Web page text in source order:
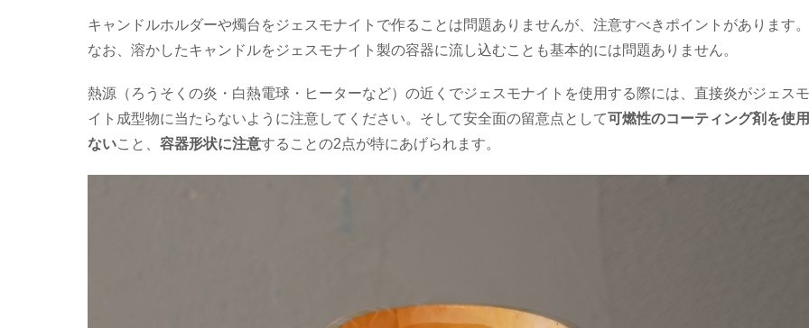
キャンドルホルダーや燭台をジェスモナイトで作ることは問題ありませんが、注意すべきポイントがあります。
なお、溶かしたキャンドルをジェスモナイト製の容器に流し込むことも基本的には問題ありません。
熱源（ろうそくの炎・白熱電球・ヒーターなど）の近くでジェスモナイトを使用する際には、直接炎がジェス
イト成型物に当たらないように注意してください。そして安全面の留意点として可燃性のコーティング剤を使
ないこと、 容器形状に注意することの2点が特にあげられます。